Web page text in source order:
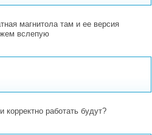
магнитола там и ее версия
вслепую
корректно работать будут?